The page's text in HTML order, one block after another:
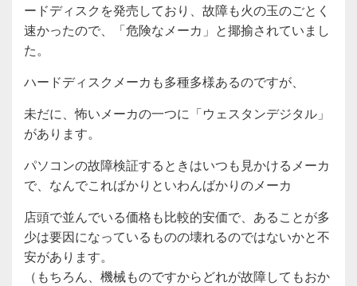
ードディスクを発売しており、故障も火の玉のごとく
速かったので、「危険なメーカ」と揶揄されていまし
た。
ハードディスクメーカも多種多様あるのですが、
未だに、怖いメーカの一つに「ウェスタンデジタル」
があります。
パソコンの故障検証するときはいつも見かけるメーカ
で、なんでこればかりといわんばかりのメーカ
店頭で並んでいる価格も比較的安価で、あることが多
少は要因になっているものの壊れるのではないかと不
安があります。
（もちろん、機械ものですからどれが故障してもおか